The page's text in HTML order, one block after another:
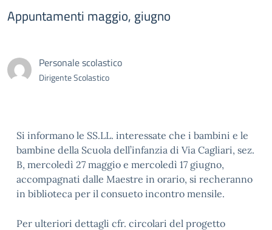
Appuntamenti maggio, giugno
Personale scolastico
Dirigente Scolastico
Si informano le SS.LL. interessate che i bambini e le
bambine della Scuola dell’infanzia di Via Cagliari, sez.
B, mercoledì 27 maggio e mercoledì 17 giugno,
accompagnati dalle Maestre in orario, si recheranno
in biblioteca per il consueto incontro mensile.
Per ulteriori dettagli cfr. circolari del progetto